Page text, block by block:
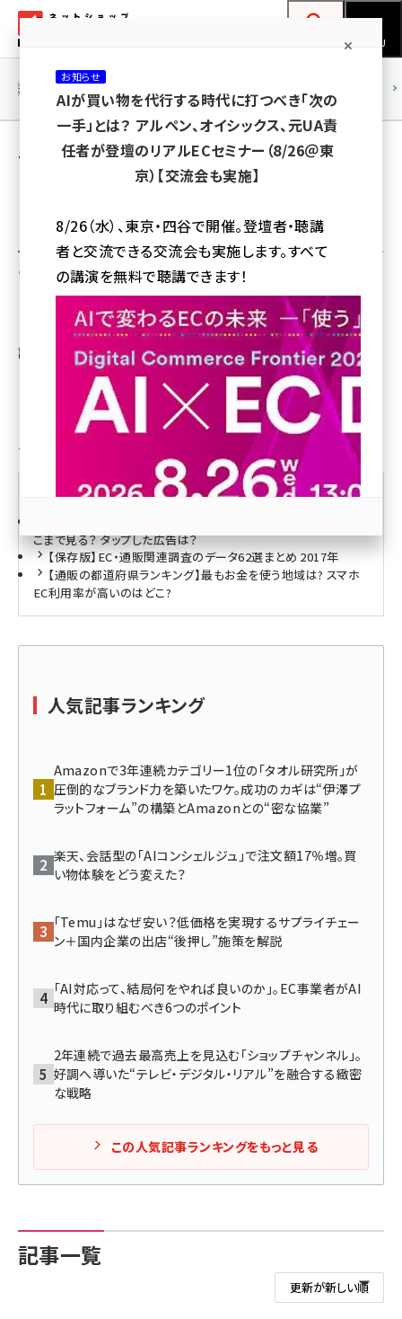
ン
ネットショップ担当者フォーラム
MENU
yahoo (1906)
楽天 (1874)
アスクル (1122)
base (1081)
ビィ・フォアード (776)
revico (744)
連載・特集 |
単発記事
サブコーナー
調査データまとめ
ネット通販に関連する国内の調査データまとめ
5記事（最終更新：2018年06月14日）
最新記事
こまで見る？ タップした広告は？
【保存版】EC・通販関連調査のデータ62選まとめ 2017年
【通販の都道府県ランキング】最もお金を使う地域は? スマホ
EC利用率が高いのはどこ?
人気記事ランキング
Amazonで3年連続カテゴリー1位の「タオル研究所」が
圧倒的なブランド力を築いたワケ。成功のカギは“伊澤プ
ラットフォーム”の構築とAmazonとの“密な協業”
楽天、会話型の「AIコンシェルジュ」で注文額17％増。買
い物体験をどう変えた？
「Temu」はなぜ安い？低価格を実現するサプライチェー
ン＋国内企業の出店“後押し”施策を解説
「AI対応って、結局何をやれば良いのか」。EC事業者がAI
時代に取り組むべき6つのポイント
2年連続で過去最高売上を見込む「ショップチャンネル」。
好調へ導いた“テレビ・デジタル・リアル”を融合する緻密
な戦略
この人気記事ランキングをもっと見る
記事一覧
お知らせ
AIが買い物を代行する時代に打つべき「次の
一手」とは？ アルペン、オイシックス、元UA責
任者が登壇のリアルECセミナー（8/26＠東
京）【交流会も実施】
8/26（水）、東京・四谷で開催。登壇者・聴講
者と交流できる交流会も実施します。すべて
の講演を無料で聴講できます！
参加登録はこちら↑